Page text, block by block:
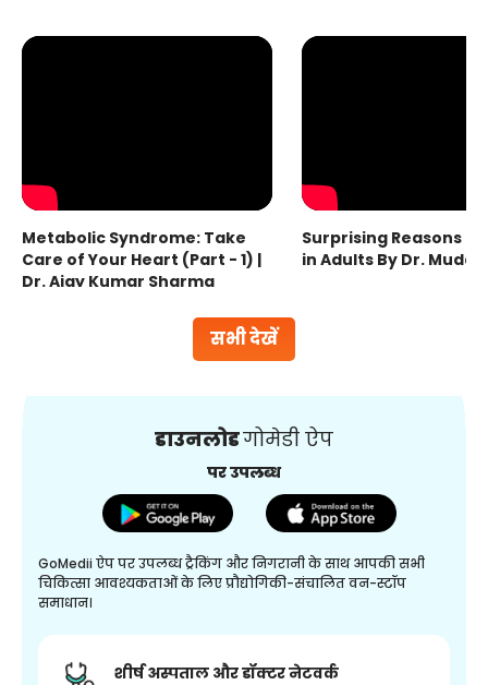
सभी देखें
Metabolic Syndrome: Take
Care of Your Heart (Part - 1) |
Dr. Ajay Kumar Sharma
Surprising Reasons
in Adults By Dr.
डाउनलोडगोमेडी ऐप
पर उपलब्ध
GoMedii ऐप पर उपलब्ध ट्रैकिंग और निगरानी के साथ आपकी सभी
चिकित्सा आवश्यकताओं के लिए प्रौद्योगिकी-संचालित वन-स्टॉप
समाधान।
शीर्ष अस्पताल और डॉक्टर नेटवर्क